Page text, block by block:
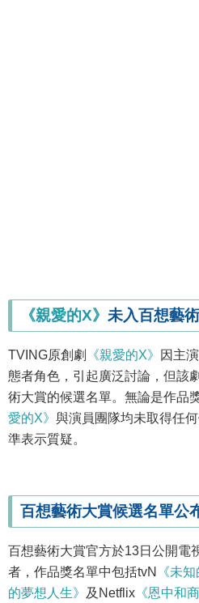
《親愛的X》 未入百想藝
TVING原創劇 《親愛的X》
因主
態者角色，引起廣泛討論，但該
術大賞的候選名單。無論是作品
愛的X》 與演員團隊均未取得任
準表示質疑。
百想藝術大賞候選名單公
百想藝術大賞官方於13日公開電
者，作品獎名單中包括tvN
《未
的夢想人生》
及Netflix 《恩中和